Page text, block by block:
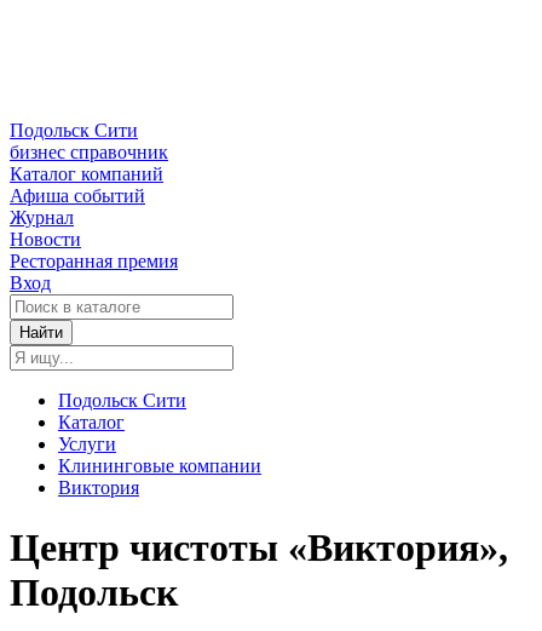
Подольск Сити
бизнес справочник
Каталог компаний
Афиша событий
Журнал
Новости
Ресторанная премия
Вход
Найти
Подольск Сити
Каталог
Услуги
Клининговые компании
Виктория
Центр чистоты «Виктория»,
Подольск